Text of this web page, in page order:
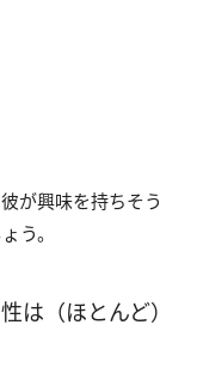
が興味を持ちそう
う。
は（ほとんど）